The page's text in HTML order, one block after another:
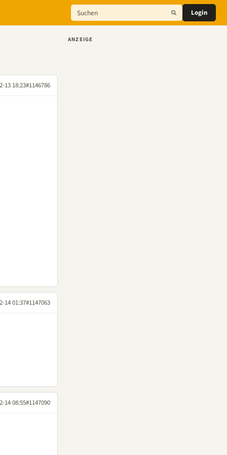
Login
13 18:23#1146786
14 01:37#1147063
14 08:55#1147090
ANZEIGE